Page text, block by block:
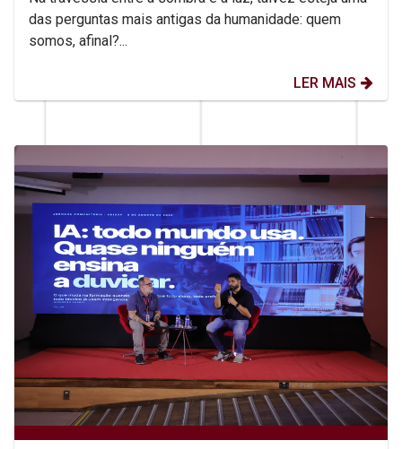
das perguntas mais antigas da humanidade: quem
somos, afinal?...
LER MAIS